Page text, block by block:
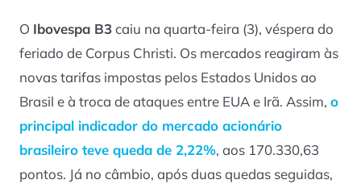
O Ibovespa B3caiu na quarta-feira (3), véspera do
feriado de Corpus Christi. Os mercados reagiram às
novas tarifas impostas pelos Estados Unidos ao
Brasil e à troca de ataques entre EUA e Irã. Assim, o
principal indicador do mercado acionário
brasileiro teve queda de 2,22%, aos 170.330,63
pontos. Já no câmbio, após duas quedas seguidas,